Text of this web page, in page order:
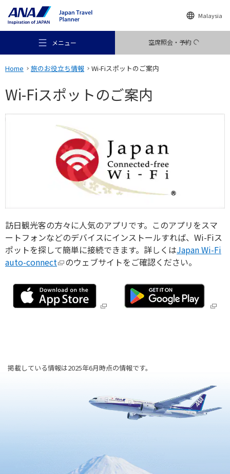
Malaysia
メニュー 空席照会・予約
おすすめの旅
旅のアイデア
旅のお役立ち情報
ANA サービス
閉じる
Home 旅のお役立ち情報 Wi-Fiスポットのご案内
Wi-Fiスポットのご案内
訪日観光客の方々に人気のアプリです。このアプリをスマ
ートフォンなどのデバイスにインストールすれば、Wi-Fiス
ポットを探して簡単に接続できます。詳しくはJapan Wi-Fi
auto-connect
のウェブサイトをご確認ください。
掲載している情報は2025年6月時点の情報です。